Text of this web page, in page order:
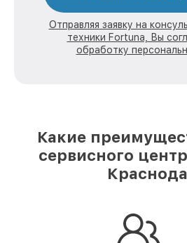
Отправляя заявку на
техники Fortuna, Вы
обработку
Какие
сервисного